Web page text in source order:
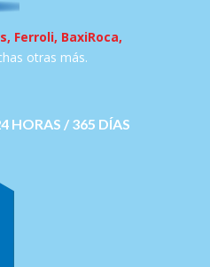
Ferroli, BaxiRoca,
otras más.
HORAS / 365 DÍAS